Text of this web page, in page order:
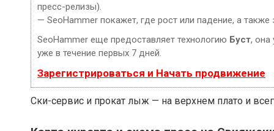
пресс-релизы).
— SeoHammer покажет, где рост или падение, а
SeoHammer еще предоставляет технологию Буст, она
уже в течение первых 7 дней.
Зарегистрироваться и Начать продвижение
Ски-сервис и прокат лыж — на верхнем плато и